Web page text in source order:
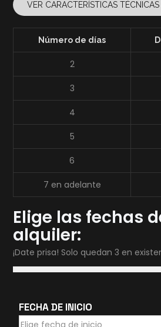
VER CARACTERÍSTICAS TÉCNICAS
Número de días
2
3
4
5
6
7 en adelante
Elige las fechas
alquiler:
¡Date prisa! Solo quedan 3 en
FECHA DE INICIO